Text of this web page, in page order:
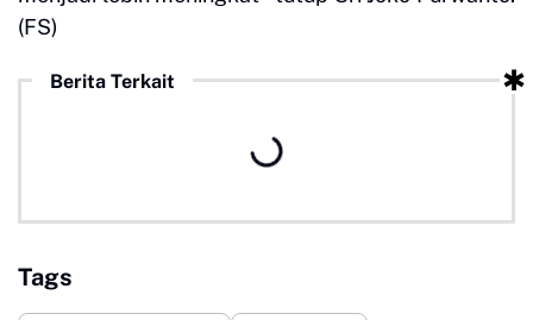
(FS)
Berita Terkait
Tags